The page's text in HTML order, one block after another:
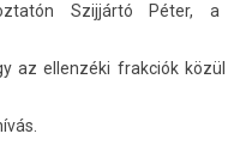
Szijjártó Péter, a
az el­lenzéki frak­ciók